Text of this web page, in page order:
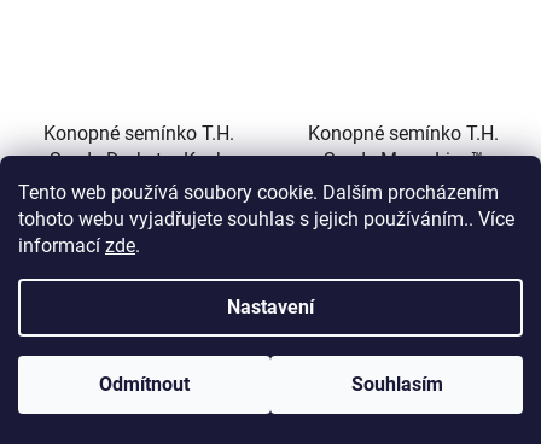
Tento web používá soubory cookie. Dalším procházením
tohoto webu vyjadřujete souhlas s jejich používáním.. Více
informací zde.
Nastavení
Odmítnout Souhlasím
Konopné semínko T.H.
Seeds Darkstar Kush
2 619 Kč
Konopné semínko T.H.
Seeds Mona Lisa™